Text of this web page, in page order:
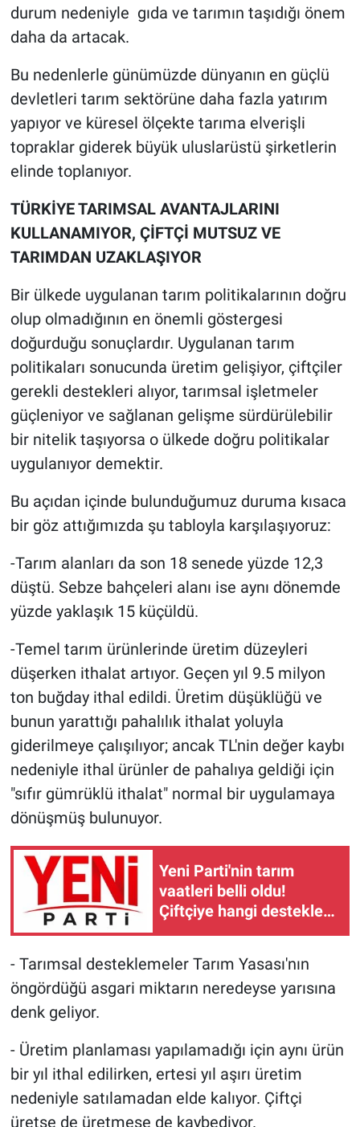
durum nedeniyle gıda ve tarımın taşıdığı önem
daha da artacak.
Bu nedenlerle günümüzde dünyanın en güçlü
devletleri tarım sektörüne daha fazla yatırım
yapıyor ve küresel ölçekte tarıma elverişli
topraklar giderek büyük uluslarüstü şirketlerin
elinde toplanıyor.
TÜRKİYE TARIMSAL AVANTAJLARINI
KULLANAMIYOR, ÇİFTÇİ MUTSUZ VE
TARIMDAN UZAKLAŞIYOR
Bir ülkede uygulanan tarım politikalarının doğru
olup olmadığının en önemli göstergesi
doğurduğu sonuçlardır. Uygulanan tarım
politikaları sonucunda üretim gelişiyor, çiftçiler
gerekli destekleri alıyor, tarımsal işletmeler
güçleniyor ve sağlanan gelişme sürdürülebilir
bir nitelik taşıyorsa o ülkede doğru politikalar
uygulanıyor demektir.
Bu açıdan içinde bulunduğumuz duruma kısaca
bir göz attığımızda şu tabloyla karşılaşıyoruz:
-Tarım alanları da son 18 senede yüzde 12,3
düştü. Sebze bahçeleri alanı ise aynı dönemde
yüzde yaklaşık 15 küçüldü.
-Temel tarım ürünlerinde üretim düzeyleri
düşerken ithalat artıyor. Geçen yıl 9.5 milyon
ton buğday ithal edildi. Üretim düşüklüğü ve
bunun yarattığı pahalılık ithalat yoluyla
giderilmeye çalışılıyor; ancak TL'nin değer kaybı
nedeniyle ithal ürünler de pahalıya geldiği için
"sıfır gümrüklü ithalat" normal bir uygulamaya
dönüşmüş bulunuyor.
Yeni Parti'nin tarım
vaatleri belli oldu!
Çiftçiye hangi destekler
verilecek?
- Tarımsal desteklemeler Tarım Yasası'nın
öngördüğü asgari miktarın neredeyse yarısına
denk geliyor.
- Üretim planlaması yapılamadığı için aynı ürün
bir yıl ithal edilirken, ertesi yıl aşırı üretim
nedeniyle satılamadan elde kalıyor. Çiftçi
üretse de üretmese de kaybediyor.